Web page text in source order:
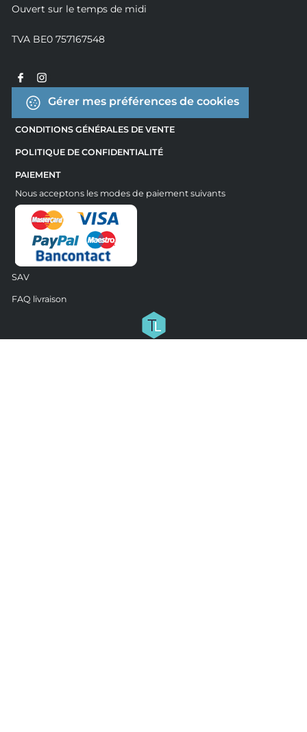
Ouvert sur le temps de midi
TVA BE0 757167548
Gérer mes préférences de cookies
CONDITIONS GÉNÉRALES DE VENTE
POLITIQUE DE CONFIDENTIALITÉ
PAIEMENT
Nous acceptons les modes de paiement suivants
SAV
FAQ livraison